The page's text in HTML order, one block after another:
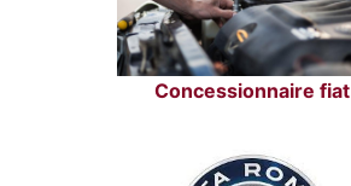
Concessionnaire fiat